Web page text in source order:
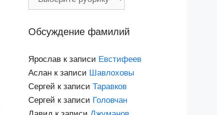
Обсуждение фамилий
Ярослав к записи Евстифеев
Аслан к записи Шавлоховы
Сергей к записи Таравков
Сергей к записи Головчан